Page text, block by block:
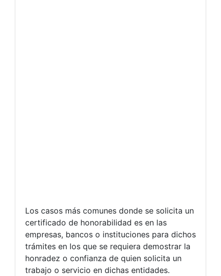
Los casos más comunes donde se solicita un
certificado de honorabilidad es en las
empresas, bancos o instituciones para dichos
trámites en los que se requiera demostrar la
honradez o confianza de quien solicita un
trabajo o servicio en dichas entidades.